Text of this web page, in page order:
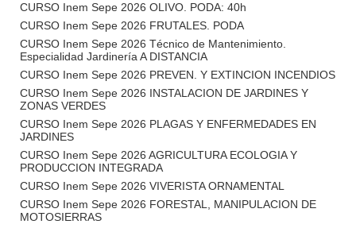
CURSO Inem Sepe 2026 OLIVO. PODA: 40h
CURSO Inem Sepe 2026 FRUTALES. PODA
CURSO Inem Sepe 2026 Técnico de Mantenimiento.
Especialidad Jardinería A DISTANCIA
CURSO Inem Sepe 2026 PREVEN. Y EXTINCION INCENDIOS
CURSO Inem Sepe 2026 INSTALACION DE JARDINES Y
ZONAS VERDES
CURSO Inem Sepe 2026 PLAGAS Y ENFERMEDADES EN
JARDINES
CURSO Inem Sepe 2026 AGRICULTURA ECOLOGIA Y
PRODUCCION INTEGRADA
CURSO Inem Sepe 2026 VIVERISTA ORNAMENTAL
CURSO Inem Sepe 2026 FORESTAL, MANIPULACION DE
MOTOSIERRAS